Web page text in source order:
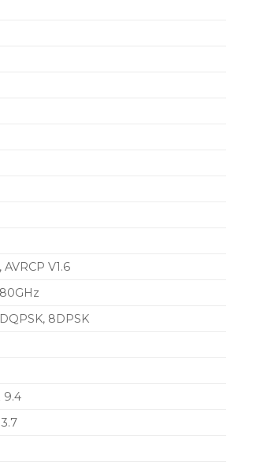
AVRCP V1.6
8DPSK
9.4